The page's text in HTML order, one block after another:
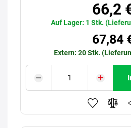
66,2
Auf Lager: 1 Stk.
67,84
Extern: 20 Stk.